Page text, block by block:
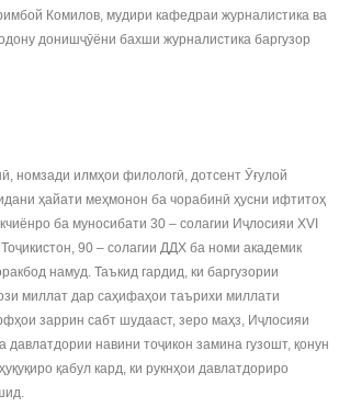
Комилов, мудири кафедраи журналистика ва
донишҷӯёни бахши журналистика баргузор
номзади илмҳои филологӣ, дотсент Ӯғулой
ҳайати меҳмонон ба чорабинӣ ҳусни ифтитоҳ
ба муносибати 30 – солагии Иҷлосияи XVI
90 – солагии ДДХ ба номи академик
намуд. Таъкид гардид, ки баргузории
миллат дар саҳифаҳои таърихи миллати
заррин сабт шудааст, зеро маҳз, Иҷлосияи
навини тоҷикон замина гузошт, қонун
қабул кард, ки рукнҳои давлатдориро